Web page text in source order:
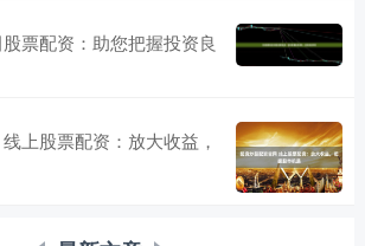
票配资：助您把握投资良
上股票配资：放大收益，